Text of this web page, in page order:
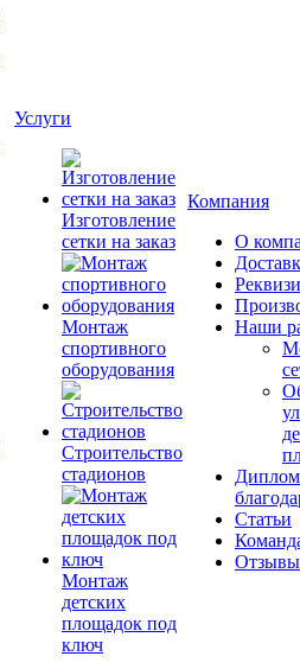
Услуги
Изготовление
сетки на заказ
Монтаж
спортивного
оборудования
Строительство
стадионов
Монтаж
детских
площадок под
ключ
Компания
О
Наши
Статьи
Отзывы